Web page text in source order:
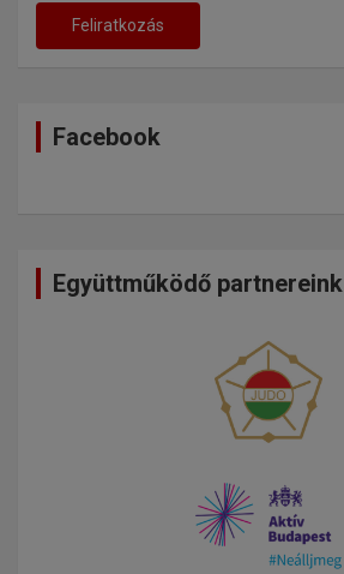
Facebook
Együttműködő partnereink